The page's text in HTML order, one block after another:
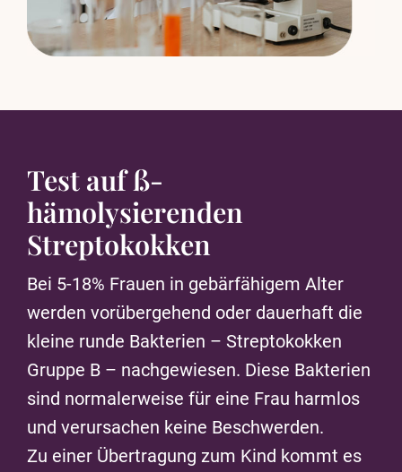
Test auf ß-
hämolysierenden
Streptokokken
Bei 5-18% Frauen in gebärfähigem Alter
werden vorübergehend oder dauerhaft die
kleine runde Bakterien – Streptokokken
Gruppe B – nachgewiesen. Diese Bakterien
sind normalerweise für eine Frau harmlos
und verursachen keine Beschwerden.
Zu einer Übertragung zum Kind kommt es